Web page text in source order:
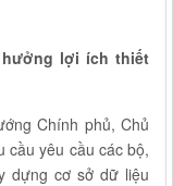
lợi ích thiết
Chính phủ, Chủ
cầu yêu cầu các bộ,
dựng cơ sở dữ liệu